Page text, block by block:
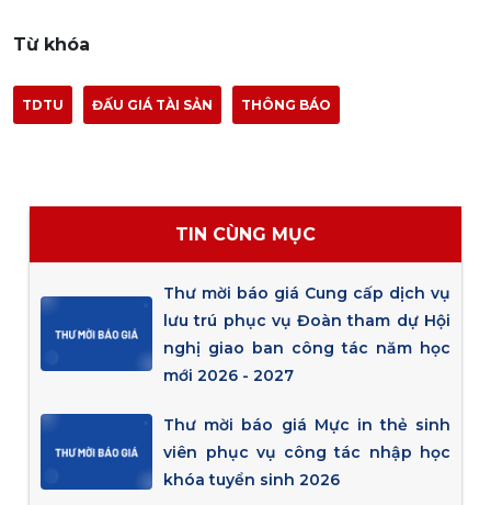
Từ khóa
TDTU ĐẤU GIÁ TÀI SẢN THÔNG BÁO
TIN CÙNG MỤC
Thư mời báo giá Cung cấp dịch vụ
lưu trú phục vụ Đoàn tham dự Hội
nghị giao ban công tác năm học
mới 2026 - 2027
Thư mời báo giá Mực in thẻ sinh
viên phục vụ công tác nhập học
khóa tuyển sinh 2026